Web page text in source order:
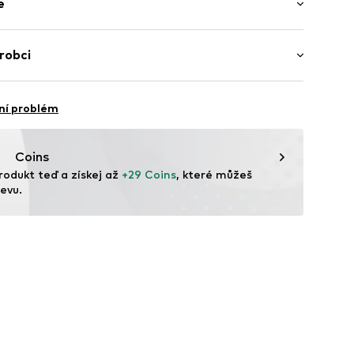
kalhoty
pas
36% Polyamid - PA, 5% Elastan
problém
Coins
teď a získej až +29 Coins, které můžeš